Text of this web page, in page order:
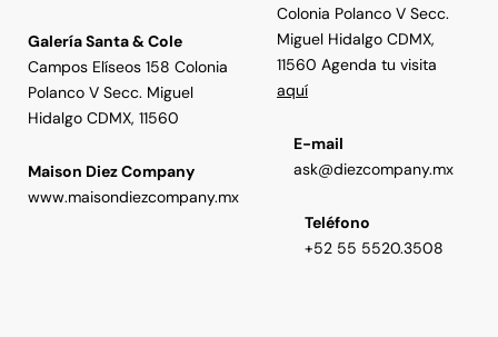
Galería Santa & Cole
Campos Elíseos 158 Colonia
Polanco V Secc. Miguel
Hidalgo CDMX, 11560
Maison Diez Company
www.maisondiezcompany.mx
Colonia Polanco V Secc.
Miguel Hidalgo CDMX,
11560 Agenda tu visita
aquí
E-mail
ask@diezcompany.mx
Teléfono
+52 55 5520.3508